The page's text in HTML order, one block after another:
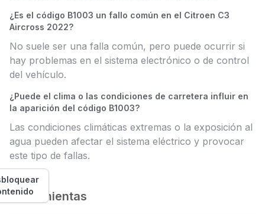
¿Es el código B1003 un fallo común en el Citroen C3
Aircross 2022?
No suele ser una falla común, pero puede ocurrir si
hay problemas en el sistema electrónico o de control
del vehículo.
¿Puede el clima o las condiciones de carretera influir en
la aparición del código B1003?
Las condiciones climáticas extremas o la exposición al
agua pueden afectar el sistema eléctrico y provocar
este tipo de fallas.
Herramientas